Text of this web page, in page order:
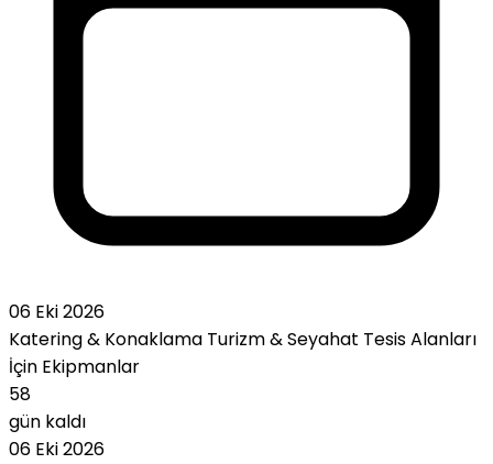
06 Eki 2026
Katering & Konaklama Turizm & Seyahat Tesis Alanları
İçin Ekipmanlar
58
gün kaldı
06 Eki 2026